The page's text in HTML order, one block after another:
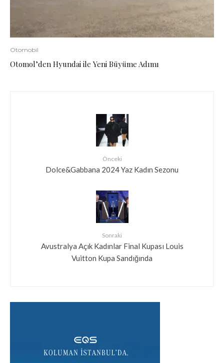
Otomobil
Otomol’den Hyundai ile Yeni Büyüme Adımı
Önceki
Dolce&Gabbana 2024 Yaz Kadın Sezonu
Sonraki
Avustralya Açık Kadınlar Final Kupası Louis
Vuitton Kupa Sandığında